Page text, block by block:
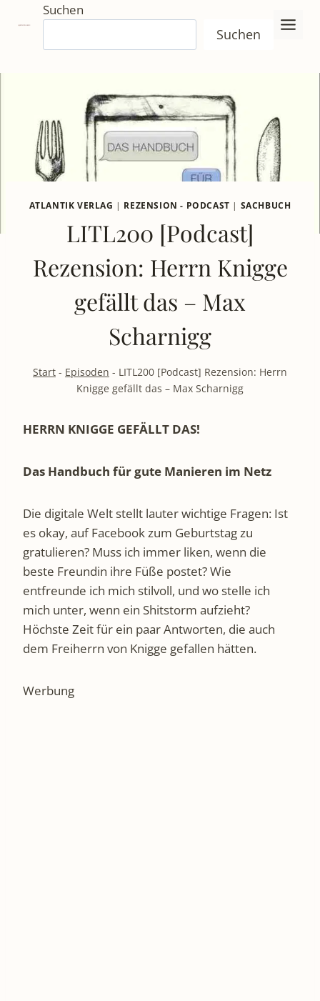
Inhalt
springen
Suchen
Suchen
ATLANTIK VERLAG | REZENSION - PODCAST | SACHBUCH
LITL200 [Podcast]
Rezension: Herrn Knigge
gefällt das – Max
Scharnigg
Start - Episoden - LITL200 [Podcast] Rezension: Herrn
Knigge gefällt das – Max Scharnigg
HERRN KNIGGE GEFÄLLT DAS!
Das Handbuch für gute Manieren im Netz
Die digitale Welt stellt lauter wichtige Fragen: Ist
es okay, auf Facebook zum Geburtstag zu
gratulieren? Muss ich immer liken, wenn die
beste Freundin ihre Füße postet? Wie
entfreunde ich mich stilvoll, und wo stelle ich
mich unter, wenn ein Shitstorm aufzieht?
Höchste Zeit für ein paar Antworten, die auch
dem Freiherrn von Knigge gefallen hätten.
Werbung